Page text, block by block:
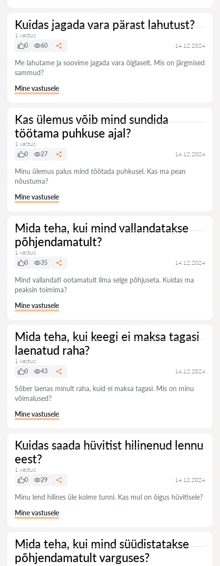
Kuidas jagada vara pärast lahutust?
1 vastus
0
60 14.12.2024
Me lahutame ja soovime jagada vara õiglaselt. Mis on järgmised
sammud?
Mine vastusele
Kas ülemus võib mind sundida
töötama puhkuse ajal?
1 vastus
0
27 14.12.2024
Minu ülemus palus mind töötada puhkusel. Kas ma pean
nõustuma?
Mine vastusele
Mida teha, kui mind vallandatakse
põhjendamatult?
1 vastus
0
35 14.12.2024
Mind vallandati ootamatult ilma selge põhjuseta. Kuidas ma
peaksin toimima?
Mine vastusele
Mida teha, kui keegi ei maksa tagasi
laenatud raha?
1 vastus
0
43 14.12.2024
Sõber laenas minult raha, kuid ei maksa tagasi. Mis on minu
võimalused?
Mine vastusele
Kuidas saada hüvitist hilinenud lennu
eest?
1 vastus
0
29 14.12.2024
Minu lend hilines üle kolme tunni. Kas mul on õigus hüvitisele?
Mine vastusele
Mida teha, kui mind süüdistatakse
põhjendamatult varguses?